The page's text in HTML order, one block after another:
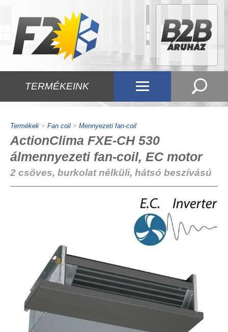
TERMÉKEINK
Termékek > Fan coil > Mennyezeti fan-coil
ActionClima FXE-CH 530
álmennyezeti fan-coil, EC motor
2 csöves, burkolat nélküli, hátsó beszívású